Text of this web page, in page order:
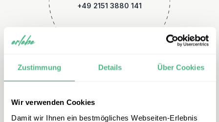
Zustimmung Details Über Cookies
Wir verwenden Cookies
Damit wir Ihnen ein bestmögliches Webseiten-Erlebnis
+49 2151 3880 141
E-Mail